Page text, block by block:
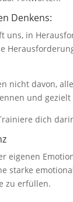
Denkens:
uns, in
nicht davon,
und
dich
eigenen
starke
zu erfüllen.